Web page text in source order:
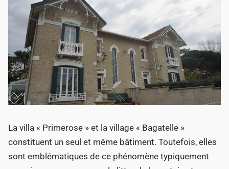
La villa « Primerose » et la village « Bagatelle »
constituent un seul et même bâtiment. Toutefois, elles
sont emblématiques de ce phénomène typiquement